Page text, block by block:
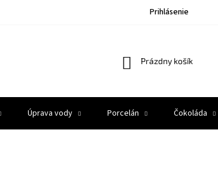
Prihlásenie
Nákupný
Prázdny košík
Úprava vody Porcelán Čokoláda